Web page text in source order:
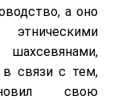
а оно
связи с тем,
свою